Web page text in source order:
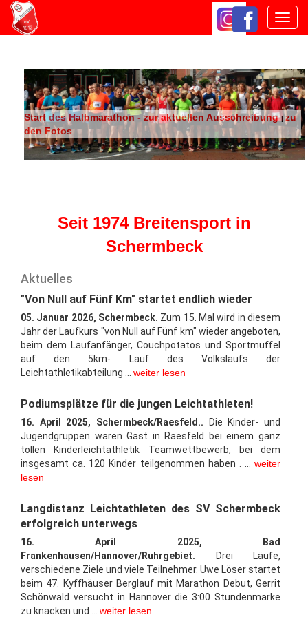
ein-/
Start des Halbmarathon - zur aktuellen Ausschreibung|zu
den Fotos
Seit 1974 Breitensport in
Schermbeck
Aktuelles
"Von Null auf Fünf Km" startet endlich wieder
05. Januar 2026, Schermbeck. Zum 15. Mal wird in diesem
Jahr der Laufkurs "von Null auf Fünf km" wieder angeboten,
beim dem Laufanfänger, Couchpotatos und Sportmuffel
auf den 5km- Lauf des Volkslaufs der
Leichtathletikabteilung ... weiter lesen
Podiumsplätze für die jungen Leichtathleten!
16. April 2025, Schermbeck/Raesfeld..
Die Kinder- und
Jugendgruppen waren Gast in Raesfeld bei einem ganz
tollen Kinderleichtathletik Teamwettbewerb, bei dem
insgesamt ca. 120 Kinder teilgenommen haben . ... weiter
lesen
Langdistanz Leichtathleten des SV Schermbeck
erfolgreich unterwegs
16. April 2025, Bad
Frankenhausen/Hannover/Ruhrgebiet.
Drei Läufe,
verschiedene Ziele und viele Teilnehmer. Uwe Löser startet
beim 47. Kyffhäuser Berglauf mit Marathon Debut, Gerrit
Schönwald versucht in Hannover die 3:00 Stundenmarke
zu knacken und ... weiter lesen